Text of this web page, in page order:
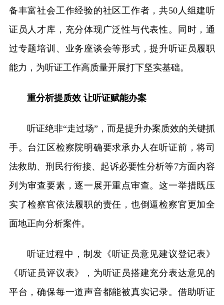
备丰富社会工作经验的社区工作者，共50人组建听
证员人才库，充分体现广泛性与代表性。同时，通
过专题培训、业务座谈会等形式，提升听证员履职
能力，为听证工作高质量开展打下坚实基础。
重分析提质效 让听证赋能办案
听证绝非“走过场”，而是提升办案质效的关键抓
手。台江区检察院明确要求承办人在听证前，将司
法救助、刑民行衔接、起诉必要性分析等7方面内容
列为审查要素，逐一展开重点审查。这一举措既压
实了检察官依法履职的责任，也倒逼检察官更加全
面地正向分析案件。
听证过程中，制发《听证员意见建议登记表》
《听证员评议表》，为听证员搭建充分表达意见的
平台，确保每一道声音都能被真实记录。借助听证